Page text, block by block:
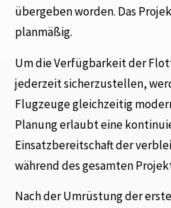
übergeben wor­den. Das
planmäßig.
Um die Verfügbarkeit der
jederzeit sicherzustellen,
Flugzeuge gleichzeitig
Planung erlaubt eine
Einsatzbereitschaft der
während des gesamten
Nach der Umrüstung der